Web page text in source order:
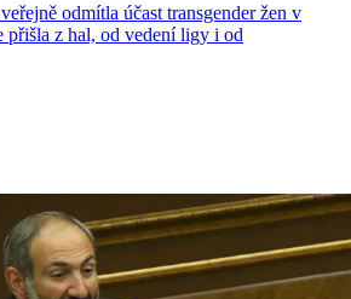
odmítla účast transgender žen v
přišla z hal, od vedení ligy i od